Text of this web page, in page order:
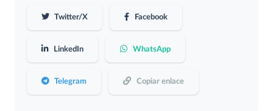
Twitter/X Facebook
LinkedIn WhatsApp
Telegram Copiar enlace